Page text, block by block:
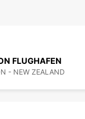
FLUGHAFEN
- NEW ZEALAND